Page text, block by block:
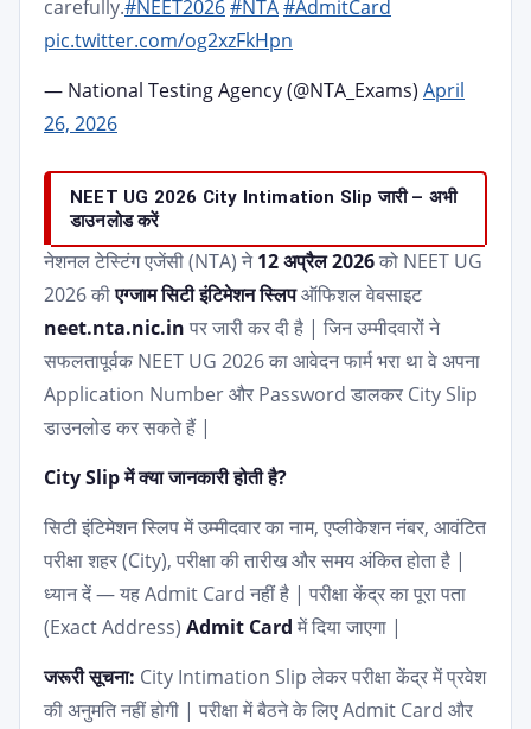
carefully.#NEET2026#NTA#AdmitCard
pic.twitter.com/og2xzFkHpn
— National Testing Agency (@NTA_Exams) April
26, 2026
NEET UG 2026 City Intimation Slip जारी – अभी
डाउनलोड करें
नेशनल टेस्टिंग एजेंसी (NTA) ने12 अप्रैल 2026को NEET UG
2026 कीएग्जाम सिटी इंटिमेशन स्लिपऑफिशल वेबसाइट
neet.nta.nic.in पर जारी कर दी है | जिन उम्मीदवारों ने
सफलतापूर्वक NEET UG 2026 का आवेदन फार्म भरा था वे अपना
Application Number और Password डालकर City Slip
डाउनलोड कर सकते हैं |
City Slip में क्या जानकारी होती है?
सिटी इंटिमेशन स्लिप में उम्मीदवार का नाम, एप्लीकेशन नंबर, आवंटित
परीक्षा शहर (City), परीक्षा की तारीख और समय अंकित होता है |
ध्यान दें — यह Admit Card नहीं है | परीक्षा केंद्र का पूरा पता
(Exact Address) Admit Card में दिया जाएगा |
जरूरी सूचना: City Intimation Slip लेकर परीक्षा केंद्र में प्रवेश
की अनुमति नहीं होगी | परीक्षा में बैठने के लिए Admit Card और